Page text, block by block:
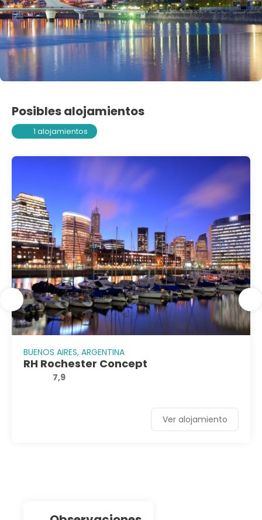
Posibles alojamientos
1 alojamientos
BUENOS AIRES, ARGENTINA
RH Rochester Concept
7,9
Ver alojamiento